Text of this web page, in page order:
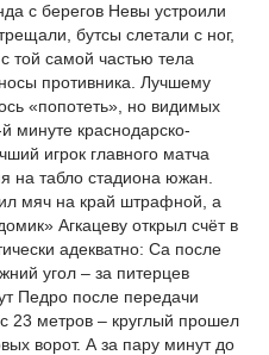
с берегов Невы устроили
бутсы слетали с ног,
той самой частью тела
противника. Лучшему
«попотеть», но видимых
минуте краснодарско-
игрок главного матча
на табло стадиона южан.
мяч на край штрафной, а
Агкацеву открыл счёт в
адекватно: Са после
угол – за питерцев
Педро после передачи
23 метров – круглый прошел
ворот. А за пару минут до